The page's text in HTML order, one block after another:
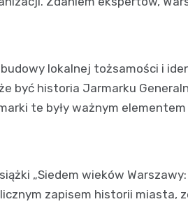
lokalnej tożsamości i
być historia Jarmarku
te były ważnym
„Siedem wieków
zapisem historii miasta,